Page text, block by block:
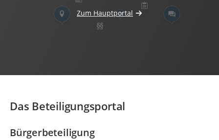
Zum Hauptportal
Das Beteiligungsportal
Bürgerbeteiligung